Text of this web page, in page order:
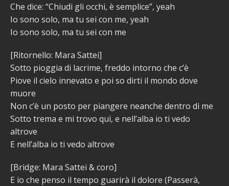
Che dice: “Chiudi gli occhi, è semplice”, yeah
Io sono solo, ma tu sei con me, yeah
Io sono solo, ma tu sei con me
[Ritornello: Mara Sattei]
Sotto pioggia di lacrime, freddo intorno che c’è
Piove il cielo innevato e poi so dirti il mondo dove
muore
Non c’è un posto per piangere neanche dentro di me
Sotto trema e mi trovo qui, e nell’alba io ti vedo
altrove
E nell’alba io ti vedo altrove
[Bridge: Mara Sattei & coro]
E io che penso il tempo guarirà il dolore (Passerà,